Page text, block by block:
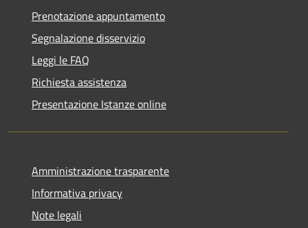
Prenotazione appuntamento
Segnalazione disservizio
Leggi le FAQ
Richiesta assistenza
Presentazione Istanze online
Amministrazione trasparente
Informativa privacy
Note legali